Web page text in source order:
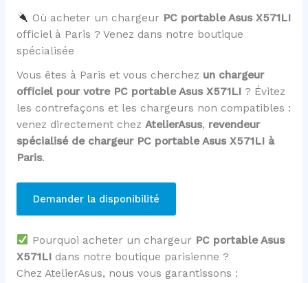
Où acheter un chargeur PC portable Asus X571LI
officiel à Paris ? Venez dans notre boutique
spécialisée
Vous êtes à Paris et vous cherchez un chargeur
officiel pour votre PC portable Asus X571LI? Évitez
les contrefaçons et les chargeurs non compatibles :
venez directement chez AtelierAsus, revendeur
spécialisé de chargeur PC portable Asus X571LI à
Paris.
Demander la disponibilité
Pourquoi acheter un chargeur PC portable Asus
X571LIdans notre boutique parisienne ?
Chez AtelierAsus, nous vous garantissons :